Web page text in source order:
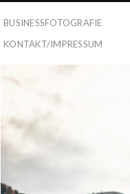
BUSINESSFOTOGRAFIE
KONTAKT/IMPRESSUM